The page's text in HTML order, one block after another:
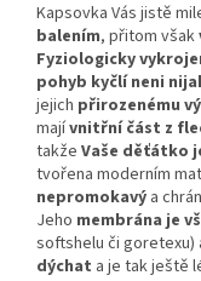
Kapsovka Vás jistě
balením, přitom však
Fyziologicky
pohyb kyčlí neni
jejich přirozenému
majívnitřní část z
takže Vaše děťátko
tvořena moderním
nepromokavý a
Jeho membrána je
softshelu či goretexu)
dýchat a je tak ještě